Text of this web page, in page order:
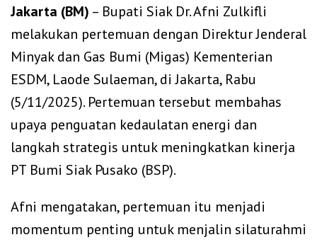
Jakarta (BM) – Bupati Siak Dr. Afni Zulkifli
melakukan pertemuan dengan Direktur Jenderal
Minyak dan Gas Bumi (Migas) Kementerian
ESDM, Laode Sulaeman, di Jakarta, Rabu
(5/11/2025). Pertemuan tersebut membahas
upaya penguatan kedaulatan energi dan
langkah strategis untuk meningkatkan kinerja
PT Bumi Siak Pusako (BSP).
Afni mengatakan, pertemuan itu menjadi
momentum penting untuk menjalin silaturahmi